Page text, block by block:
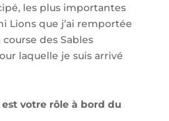
les plus importantes
Lions que j’ai remportée
des Sables
laquelle je suis arrivé
votre rôle à bord du